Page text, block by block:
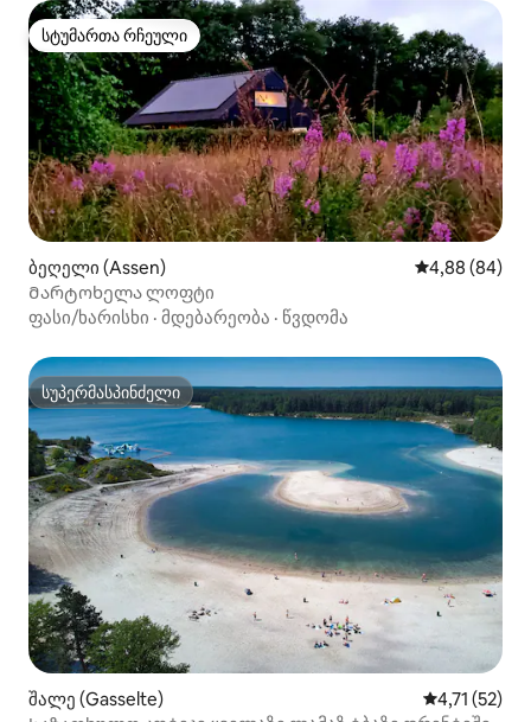
სტუმართა რჩეული
სტუმართა რჩეული
ბეღელი (Assen) საშუალო
4,88 (84)
Მარტოხელა ლოფტი
ფასი/ხარისხი · მდებარეობა · წვდომა
სუპერმასპინძელი
სუპერმასპინძელი
შალე (Gasselte) საშუალო
4,71 (52)